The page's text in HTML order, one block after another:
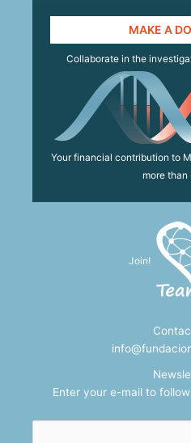
MAKE A
Collaborate in the
Your financial contribution to
more than
Join!
Enter your e-mail to